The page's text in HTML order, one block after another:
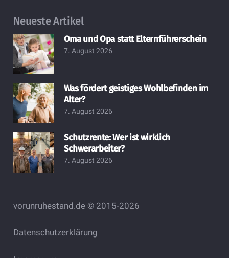
Neueste Artikel
Oma und Opa statt Elternführerschein
7. August 2026
Was fördert geistiges Wohlbefinden im
Alter?
7. August 2026
Schutzrente: Wer ist wirklich
Schwerarbeiter?
7. August 2026
vorunruhestand.de © 2015-2026
Datenschutzerklärung